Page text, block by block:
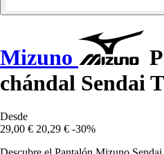
Mizuno
chándal Sendai
Desde
29,00 € 20,29 € -30%